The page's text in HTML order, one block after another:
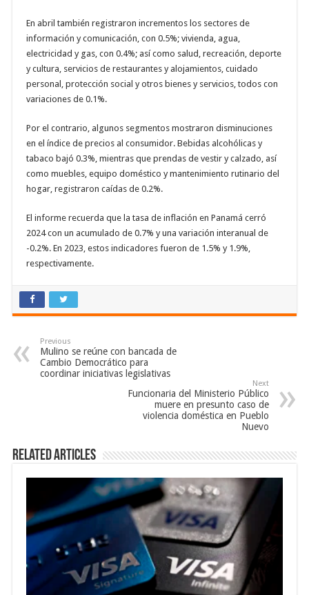
En abril también registraron incrementos los sectores de
información y comunicación, con 0.5%; vivienda, agua,
electricidad y gas, con 0.4%; así como salud, recreación, deporte
y cultura, servicios de restaurantes y alojamientos, cuidado
personal, protección social y otros bienes y servicios, todos con
variaciones de 0.1%.
Por el contrario, algunos segmentos mostraron disminuciones
en el índice de precios al consumidor. Bebidas alcohólicas y
tabaco bajó 0.3%, mientras que prendas de vestir y calzado, así
como muebles, equipo doméstico y mantenimiento rutinario del
hogar, registraron caídas de 0.2%.
El informe recuerda que la tasa de inflación en Panamá cerró
2024 con un acumulado de 0.7% y una variación interanual de
-0.2%. En 2023, estos indicadores fueron de 1.5% y 1.9%,
respectivamente.
Previous
Mulino se reúne con bancada de
Cambio Democrático para
coordinar iniciativas legislativas
Next
Funcionaria del Ministerio Público
muere en presunto caso de
violencia doméstica en Pueblo
Nuevo
Related Articles